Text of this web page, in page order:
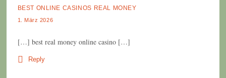
BEST ONLINE CASINOS REAL MONEY
1. März 2026
[…] best real money online casino […]
Reply